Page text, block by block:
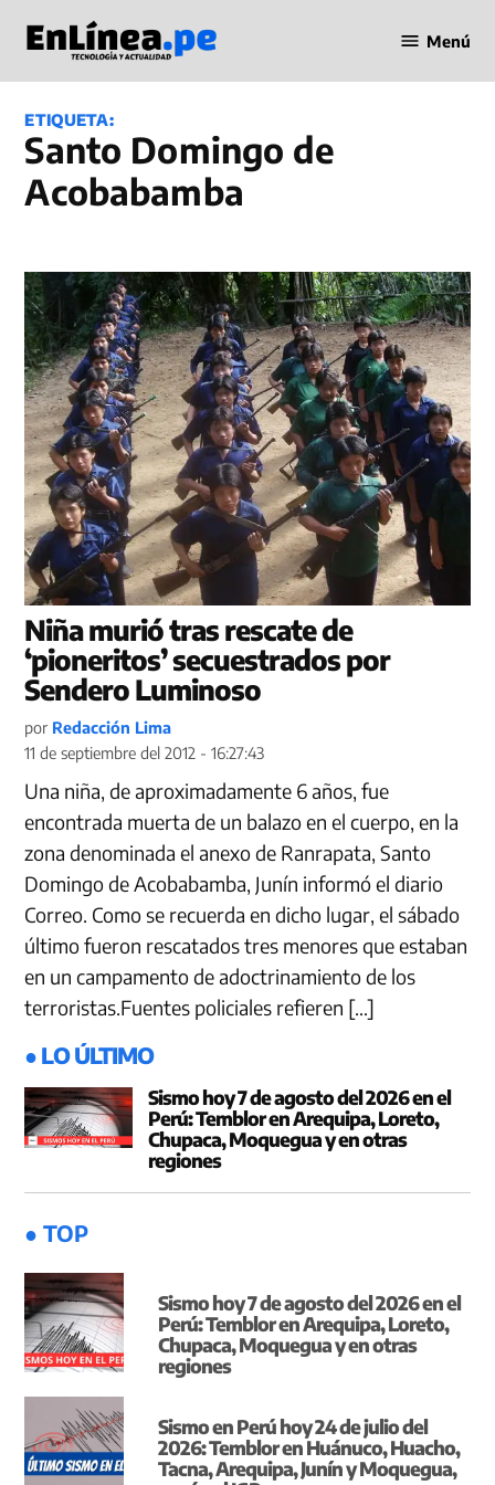
contenido
en Línea
Menú
ETIQUETA:
Santo Domingo de
Acobabamba
Niña murió tras rescate de
‘pioneritos’ secuestrados por
Sendero Luminoso
por Redacción Lima
11 de septiembre del 2012 - 16:27:43
Una niña, de aproximadamente 6 años, fue
encontrada muerta de un balazo en el cuerpo, en la
zona denominada el anexo de Ranrapata, Santo
Domingo de Acobabamba, Junín informó el diario
Correo. Como se recuerda en dicho lugar, el sábado
último fueron rescatados tres menores que estaban
en un campamento de adoctrinamiento de los
terroristas.Fuentes policiales refieren […]
● LO ÚLTIMO
Sismo hoy 7 de agosto del 2026 en el
Perú: Temblor en Arequipa, Loreto,
Chupaca, Moquegua y en otras
regiones
● TOP
Sismo hoy 7 de agosto del 2026 en el
Perú: Temblor en Arequipa, Loreto,
Chupaca, Moquegua y en otras
regiones
Sismo en Perú hoy 24 de julio del
2026: Temblor en Huánuco, Huacho,
Tacna, Arequipa, Junín y Moquegua,